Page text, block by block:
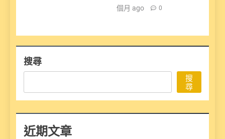
個月 ago
0
搜尋
搜
尋
近期文章